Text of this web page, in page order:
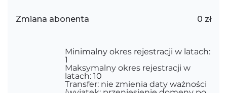
Zmiana abonenta 0 zł
Minimalny okres rejestracji w latach:
1
Maksymalny okres rejestracji w
latach: 10
Transfer: nie zmienia daty ważności